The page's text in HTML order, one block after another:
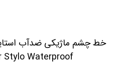
Stylo Waterproof